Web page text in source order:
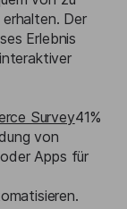
Der
Erlebnis
Survey41%
von
Apps für